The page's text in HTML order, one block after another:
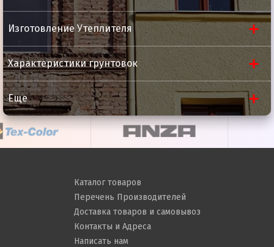
Изготовление Утеплителя
Характеристики грунтовок
Еще
Каталог товаров
Перечень Производителей
Доставка товаров и самовывоз
Контакты и Адреса
Написать нам